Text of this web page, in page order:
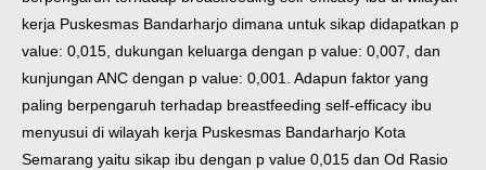
kerja Puskesmas Bandarharjo dimana untuk sikap didapatkan p
value: 0,015, dukungan keluarga dengan p value: 0,007, dan
kunjungan ANC dengan p value: 0,001. Adapun faktor yang
paling berpengaruh terhadap breastfeeding self-efficacy ibu
menyusui di wilayah kerja Puskesmas Bandarharjo Kota
Semarang yaitu sikap ibu dengan p value 0,015 dan Od Rasio